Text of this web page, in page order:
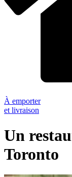
À emporter
et livraison
Un
Toronto